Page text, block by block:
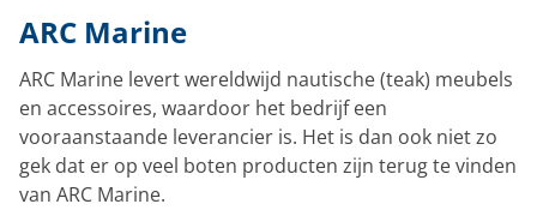
ARC Marine
ARC Marine levert wereldwijd nautische (teak) meubels
en accessoires, waardoor het bedrijf een
vooraanstaande leverancier is. Het is dan ook niet zo
gek dat er op veel boten producten zijn terug te vinden
van ARC Marine.